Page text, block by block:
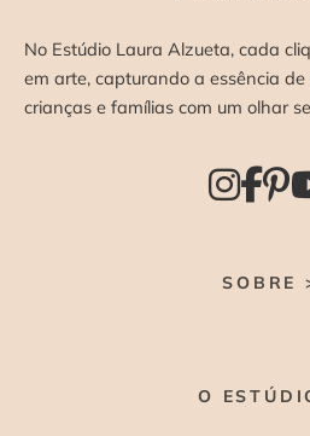
No Estúdio Laura Alzueta, cada
em arte, capturando a essência
crianças e famílias com um olhar
SOBRE
O